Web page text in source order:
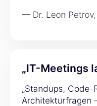
— Dr. Leon
„IT-Meetings
„Standups, Code-
Architekturfragen